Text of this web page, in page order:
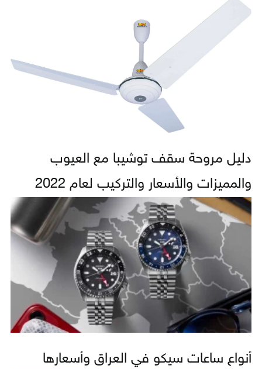
دليل مروحة سقف توشيبا مع العيوب
والمميزات والأسعار والتركيب لعام 2022
أنواع ساعات سيكو في العراق وأسعارها